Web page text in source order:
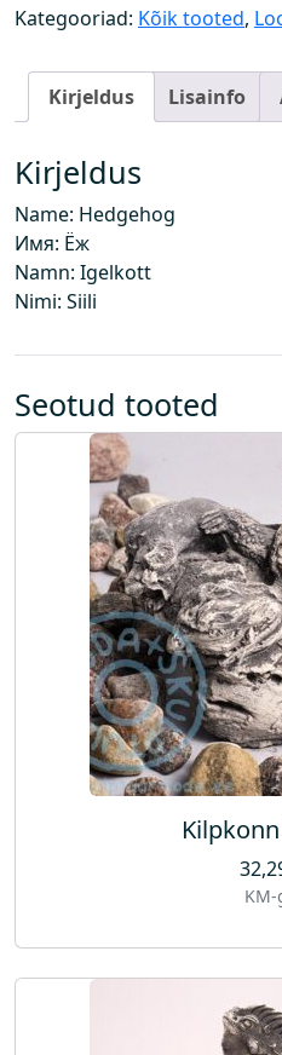
g
Kategooriad: Kõik tooted,
Kirjeldus Lisainfo
Kirjeldus
Name: Hedgehog
Имя: Ёж
Namn: Igelkott
Nimi: Siili
Seotud tooted
KM-